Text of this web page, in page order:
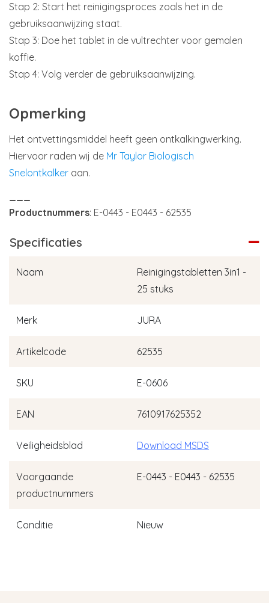
Stap 2: Start het reinigingsproces zoals het in de
gebruiksaanwijzing staat.
Stap 3: Doe het tablet in de vultrechter voor gemalen
koffie.
Stap 4: Volg verder de gebruiksaanwijzing.
Opmerking
Het ontvettingsmiddel heeft geen ontkalkingwerking.
Hiervoor raden wij de Mr Taylor Biologisch
Snelontkalker aan.
Productnummers: E-0443 - E0443 - 62535
Specificaties
Naam
Reinigingstabletten 3in1 -
25 stuks
Merk JURA
Artikelcode 62535
SKU E-0606
EAN 7610917625352
Veiligheidsblad Download MSDS
Voorgaande
productnummers
E-0443 - E0443 - 62535
Conditie Nieuw